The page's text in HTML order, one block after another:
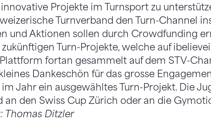
Projekte im Turnsport zu
Turnverband den Turn-Channel
und Aktionen sollen durch Crowdfunding
Turn-Projekte, welche auf
fortan gesammelt auf dem STV-
Dankeschön für das grosse
im Jahr ein ausgewähltes Turn-Projekt. Die
an den Swiss Cup Zürich oder an die
Thomas Ditzler